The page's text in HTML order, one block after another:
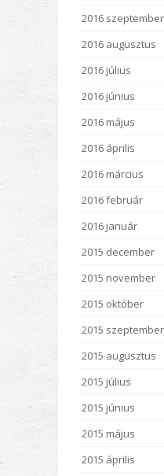
2016 szeptember
2016 augusztus
2016 július
2016 június
2016 május
2016 április
2016 március
2016 február
2016 január
2015 december
2015 november
2015 október
2015 szeptember
2015 augusztus
2015 július
2015 június
2015 május
2015 április